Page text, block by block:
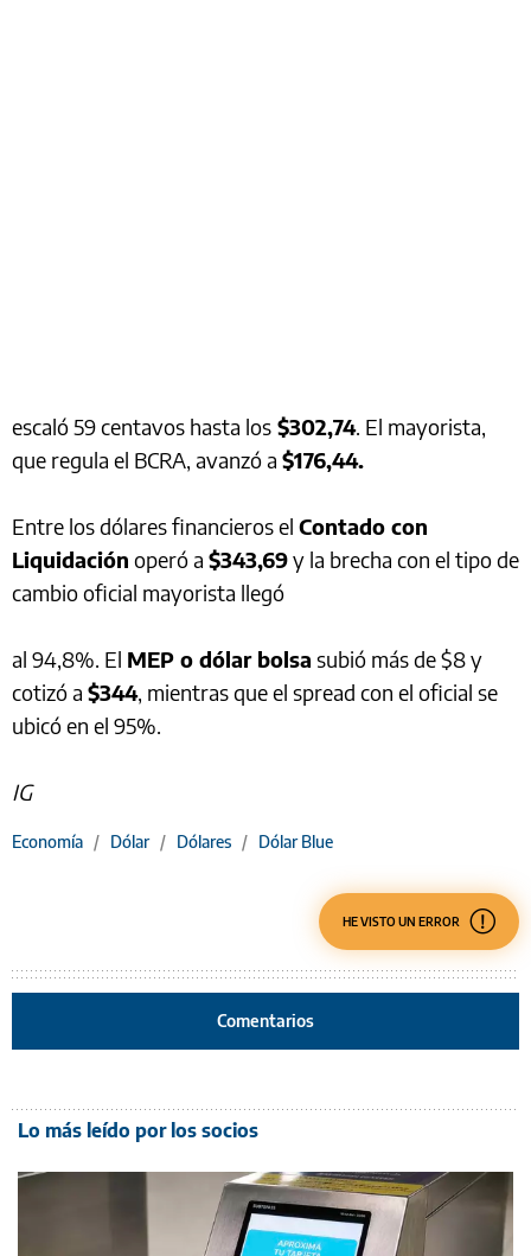
escaló 59 centavos hasta los $302,74. El mayorista,
que regula el BCRA, avanzó a $176,44.
Entre los dólares financieros el Contado con
Liquidación operó a $343,69y la brecha con el tipo de
cambio oficial mayorista llegó
al 94,8%. El MEP o dólar bolsa subió más de $8 y
cotizó a $344, mientras que el spread con el oficial se
ubicó en el 95%.
IG
Economía / Dólar / Dólares / Dólar Blue
HE VISTO UN ERROR
Comentarios
Lo más leído por los socios